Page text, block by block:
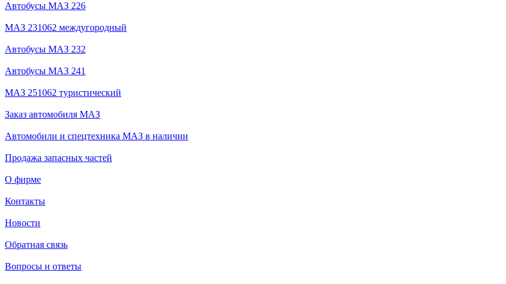
Автобусы МАЗ 226
МАЗ 231062 междугородный
Автобусы МАЗ 232
Автобусы МАЗ 241
МАЗ 251062 туристический
Заказ автомобиля МАЗ
Автомобили и спецтехника МАЗ в наличии
Продажа запасных частей
О фирме
Контакты
Новости
Обратная связь
Вопросы и ответы